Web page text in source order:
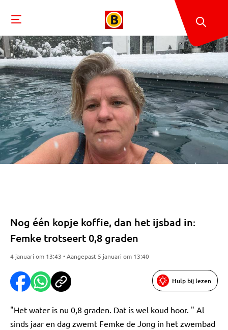
Nog één kopje koffie, dan het ijsbad in:
Femke trotseert 0,8 graden
4 januari om 13:43 • Aangepast 5 januari om 13:40
Hulp bij lezen
"Het water is nu 0,8 graden. Dat is wel koud hoor. " Al
sinds jaar en dag zwemt Femke de Jong in het zwembad